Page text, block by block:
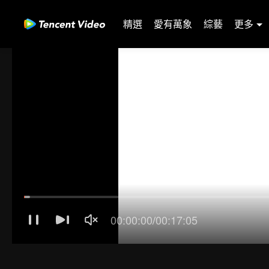
精選 愛有萬象 綜藝 更多